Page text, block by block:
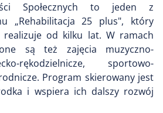
Społecznych to jeden z
„Rehabilitacja 25 plus", który
realizuje od kilku lat. W ramach
są też zajęcia muzyczno-
rękodzielnicze, sportowo-
Program skierowany jest
i wspiera ich dalszy rozwój